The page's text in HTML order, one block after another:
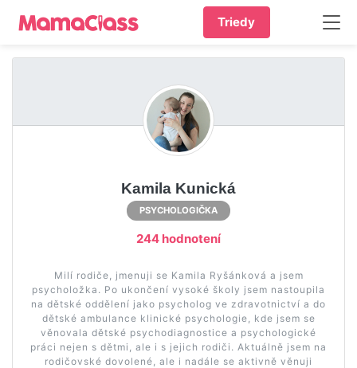
Triedy
Kamila Kunická
PSYCHOLOGIČKA
244 hodnotení
Milí rodiče, jmenuji se Kamila Ryšánková a jsem
psycholožka. Po ukončení vysoké školy jsem nastoupila
na dětské oddělení jako psycholog ve zdravotnictví a do
dětské ambulance klinické psychologie, kde jsem se
věnovala dětské psychodiagnostice a psychologické
práci nejen s dětmi, ale i s jejich rodiči. Aktuálně jsem na
rodičovské dovolené, ale i nadále se aktivně věnuji